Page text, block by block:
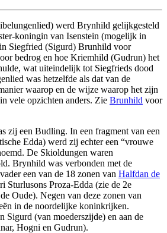
werd Brynhild gelijkgesteld
koningin van Isenstein (mogelijk in
Siegfried (Sigurd) Brunhild voor
bedrog en hoe Kriemhild (Gudrun) het
wat uiteindelijk tot Siegfrieds dood
was hetzelfde als dat van de
waarop en de wijze waarop het zijn
vele opzichten anders. Zie Brunhild voor
zij een Budling. In een fragment van een
Edda) werd zij echter een “vrouwe
De Skioldungen waren
Brynhild was verbonden met de
een van de 18 zonen van Halfdan de
Sturlusons Proza-Edda (zie de 2e
Oude). Negen van deze zonen van
in de noordelijke koninkrijken.
Sigurd (van moederszijde) en aan de
Hogni en Gudrun).